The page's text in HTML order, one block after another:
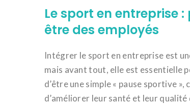
Le sport en entreprise
être des employés
Intégrer le sport en entreprise est
mais avant tout, elle est essentielle
d’être une simple « pause sportive
d’améliorer leur santé et leur qualité